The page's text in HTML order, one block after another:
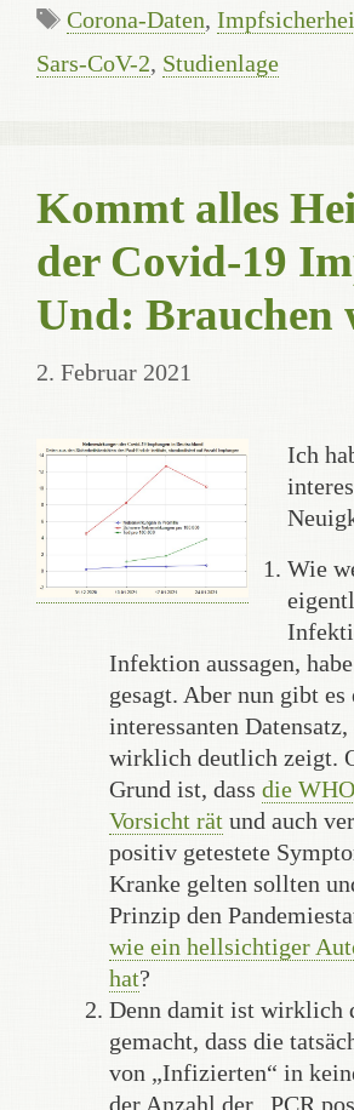
Tags
Corona-Daten,
Sars-CoV-2, Studienlage
Kommt alles
der Covid-19
Und: Brauchen
2. Februar 2021
Ich
Wie
Infektion aussagen,
gesagt. Aber nun gibt es
interessanten Datensatz,
wirklich deutlich zeigt.
Grund ist, dass die
Vorsicht rät und auch
positiv getestete
Kranke gelten sollten
Prinzip den
wie ein hellsichtiger
hat?
Denn damit ist wirklich
gemacht, dass die
von „Infizierten“ in
der Anzahl der „PCR